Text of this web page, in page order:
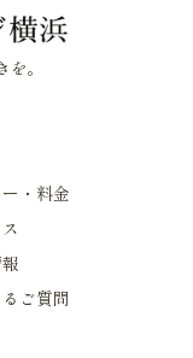
。
・料金
ご質問